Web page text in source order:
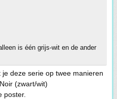
is één grijs-wit en de ander
deze serie op twee manieren
(zwart/wit)
poster.